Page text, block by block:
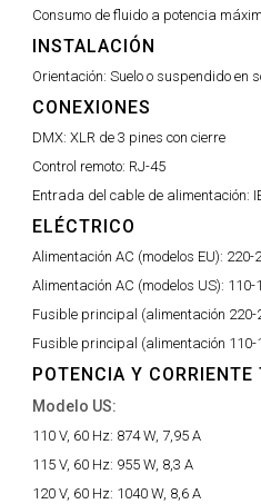
Consumo de fluido a potencia
INSTALACIÓN
Orientación: Suelo o suspendido en
CONEXIONES
DMX: XLR de 3 pines con cierre
Control remoto: RJ-45
Entrada del cable de alimentación:
ELÉCTRICO
Alimentación AC (modelos EU): 220-
Alimentación AC (modelos US): 110-
Fusible principal (alimentación 220-
Fusible principal (alimentación 110-
POTENCIA Y CORRIENTE
Modelo US:
110 V, 60 Hz: 874 W, 7,95 A
115 V, 60 Hz: 955 W, 8,3 A
120 V, 60 Hz: 1040 W, 8,6 A